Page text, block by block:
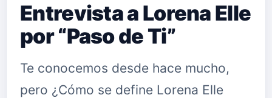
Entrevista a Lorena Elle
por “Paso de Ti”
Te conocemos desde hace mucho,
pero ¿Cómo se define Lorena Elle